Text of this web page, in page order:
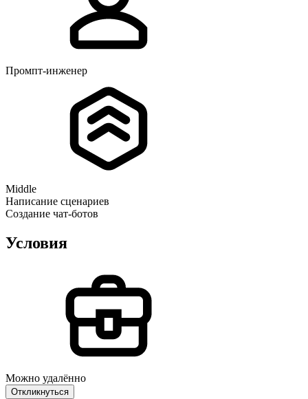
Промпт-инженер
Middle
Написание сценариев
Создание чат-ботов
Условия
Можно удалённо
Откликнуться